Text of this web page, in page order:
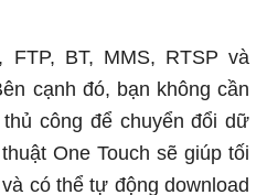
FTP, BT, MMS, RTSP và
cạnh đó, bạn không cần
công để chuyển đổi dữ
One Touch sẽ giúp tối
có thể tự động download